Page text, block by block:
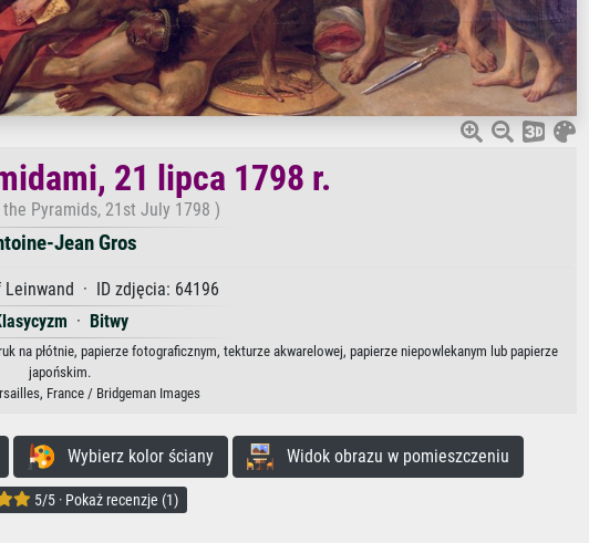
21 lipca 1798 r.
Pyramids, 21st July 1798 )
Jean Gros
· ID zdjęcia: 64196
· Bitwy
na płótnie, papierze fotograficznym, tekturze akwarelowej, papierze niepowlekanym lub papierze
japońskim.
France / Bridgeman Images
Wybierz kolor ściany Widok obrazu w pomieszczeniu
5/5 · Pokaż recenzje (1)